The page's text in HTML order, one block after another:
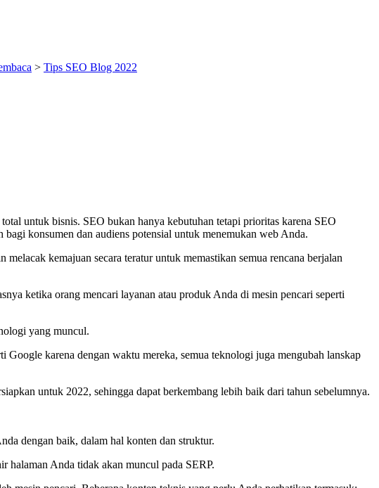
> Tips SEO Blog 2022
untuk bisnis. SEO bukan hanya kebutuhan tetapi prioritas karena SEO
konsumen dan audiens potensial untuk menemukan web Anda.
kemajuan secara teratur untuk memastikan semua rencana berjalan
ketika orang mencari layanan atau produk Anda di mesin pencari seperti
yang muncul.
karena dengan waktu mereka, semua teknologi juga mengubah lanskap
untuk 2022, sehingga dapat berkembang lebih baik dari tahun sebelumnya.
dengan baik, dalam hal konten dan struktur.
halaman Anda tidak akan muncul pada SERP.